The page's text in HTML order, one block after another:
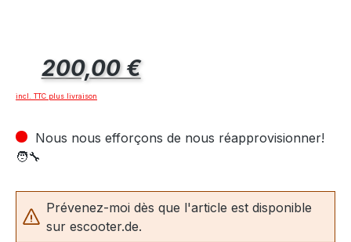
Prix régulier :
200,00 €
incl. TTC plus livraison
Nous nous efforçons de nous réapprovisionner!
🧑‍🔧
Prévenez-moi dès que l'article est disponible
sur escooter.de.